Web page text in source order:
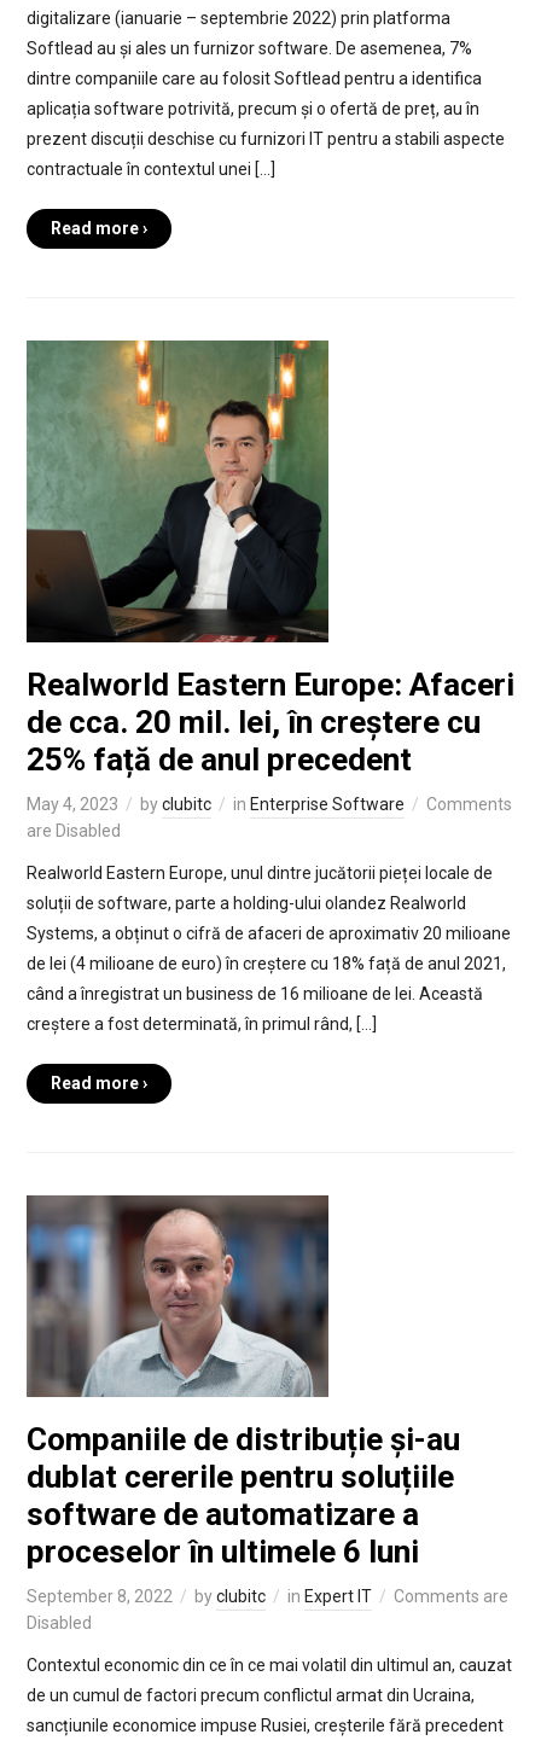
digitalizare (ianuarie – septembrie 2022) prin platforma
Softlead au și ales un furnizor software. De asemenea, 7%
dintre companiile care au folosit Softlead pentru a identifica
aplicația software potrivită, precum și o ofertă de preț, au în
prezent discuții deschise cu furnizori IT pentru a stabili aspecte
contractuale în contextul unei […]
Read more ›
Realworld Eastern Europe: Afaceri
de cca. 20 mil. lei, în creștere cu
25% față de anul precedent
May 4, 2023 byclubitc in Enterprise Software
Comments
are Disabled
Realworld Eastern Europe, unul dintre jucătorii pieței locale de
soluții de software, parte a holding-ului olandez Realworld
Systems, a obținut o cifră de afaceri de aproximativ 20 milioane
de lei (4 milioane de euro) în creștere cu 18% față de anul 2021,
când a înregistrat un business de 16 milioane de lei. Această
creștere a fost determinată, în primul rând, […]
Read more ›
Companiile de distribuție și-au
dublat cererile pentru soluțiile
software de automatizare a
proceselor în ultimele 6 luni
September 8, 2022 byclubitc in Expert IT
Comments are
Disabled
Contextul economic din ce în ce mai volatil din ultimul an, cauzat
de un cumul de factori precum conflictul armat din Ucraina,
sancțiunile economice impuse Rusiei, creșterile fără precedent